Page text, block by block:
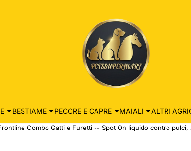
BESTIAME PECORE E CAPRE MAIALI ALTRI
Combo Gatti e Furetti -- Spot On liquido contro